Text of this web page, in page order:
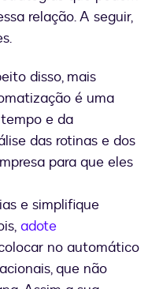
relação. A seguir,
disso, mais
é uma
e da
das rotinas e dos
para que eles
e simplifique
adote
no automático
que não